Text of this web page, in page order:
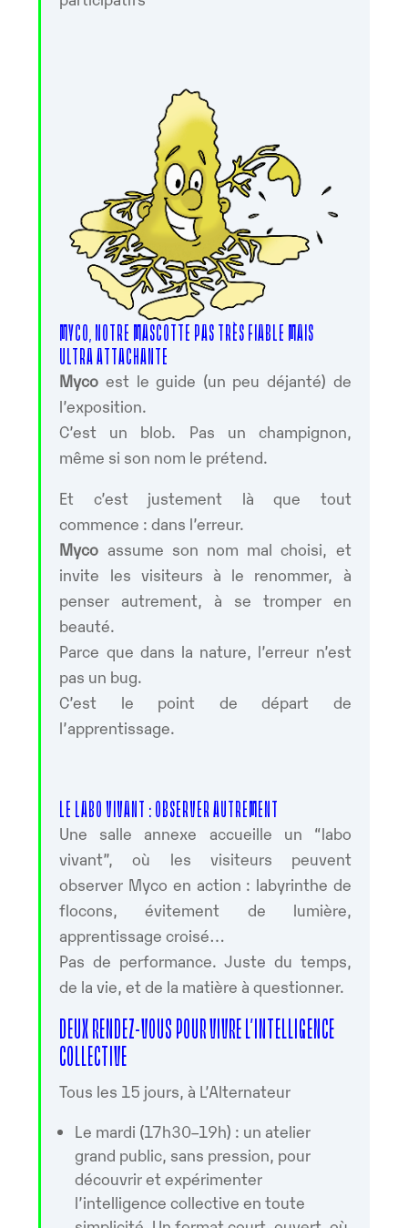
MYCO, NOTRE MASCOTTE PAS TRÈS FIABLE MAIS
ULTRA ATTACHANTE
Myco est le guide (un peu déjanté) de
l’exposition.
C’est un blob. Pas un champignon,
même si son nom le prétend.
Et c’est justement là que tout
commence : dans l’erreur.
Myco assume son nom mal choisi, et
invite les visiteurs à le renommer, à
penser autrement, à se tromper en
beauté.
Parce que dans la nature, l’erreur n’est
pas un bug.
C’est le point de départ de
l’apprentissage.
LE LABO VIVANT : OBSERVER AUTREMENT
Une salle annexe accueille un “labo
vivant”, où les visiteurs peuvent
observer Myco en action : labyrinthe de
flocons, évitement de lumière,
apprentissage croisé…
Pas de performance. Juste du temps,
de la vie, et de la matière à questionner.
DEUX RENDEZ-VOUS POUR VIVRE L’INTELLIGENCE
COLLECTIVE
Tous les 15 jours, à L’Alternateur
Le mardi (17h30–19h) : un atelier
grand public, sans pression, pour
découvrir et expérimenter
l’intelligence collective en toute